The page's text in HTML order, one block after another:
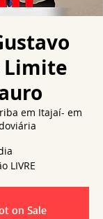
Limite
em Itajaí- em
on Sale